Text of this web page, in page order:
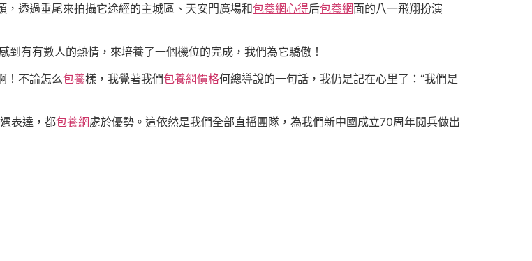
透過垂尾來拍攝它途經的主城區、天安門廣場和包養網心得后包養網面的八一飛翔扮演
到有有數人的熱情，來培養了一個機位的完成，我們為它驕傲！
！不論怎么包養樣，我覺著我們包養網價格何總導說的一句話，我仍是記在心里了：“我們是
表達，都包養網處於優勢。這依然是我們全部直播團隊，為我們新中國成立70周年閱兵做出